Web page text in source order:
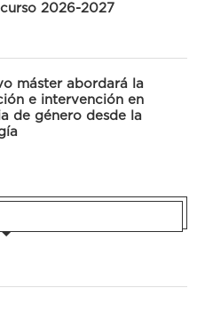
2026-2027
máster abordará la
e intervención en
de género desde la